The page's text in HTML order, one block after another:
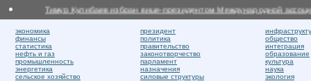
Тимур Кулибаев избран вице-президентом Международной
экономика
финансы
статистика
нефть и газ
промышленность
энергетика
сельское хозяйство
президент
политика
правительство
законотворчество
парламент
назначения
силовые структуры
общество
интеграция
образование
культура
наука
экология